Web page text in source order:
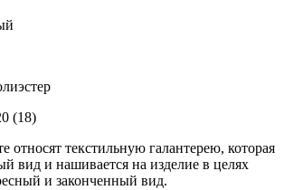
(18)
относят текстильную галантерею, которая
вид и нашивается на изделие в целях
и законченный вид.